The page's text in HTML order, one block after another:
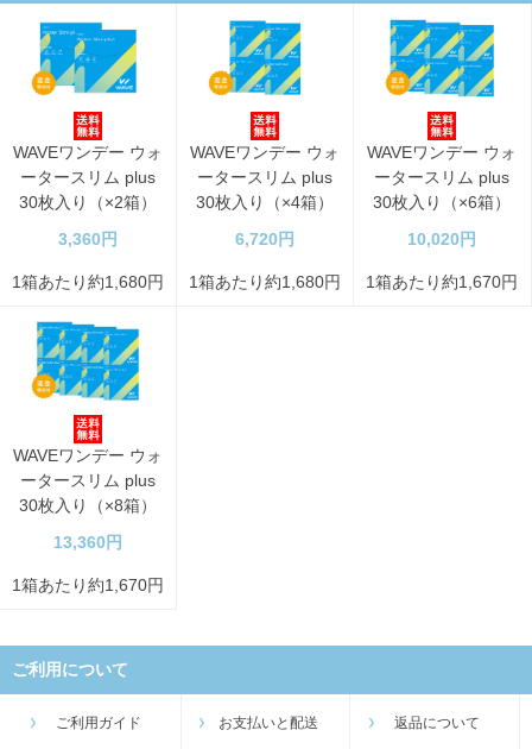
WAVEワンデー ウォ
ータースリム plus
30枚入り（×2箱）
3,360円
1箱あたり約1,680円
WAVEワンデー ウォ
ータースリム plus
30枚入り（×4箱）
6,720円
1箱あたり約1,680円
WAVEワンデー ウォ
ータースリム plus
30枚入り（×6箱）
10,020円
1箱あたり約1,670円
WAVEワンデー ウォ
ータースリム plus
30枚入り（×8箱）
13,360円
1箱あたり約1,670円
ご利用について
ご利用ガイド お支払いと配送 返品について